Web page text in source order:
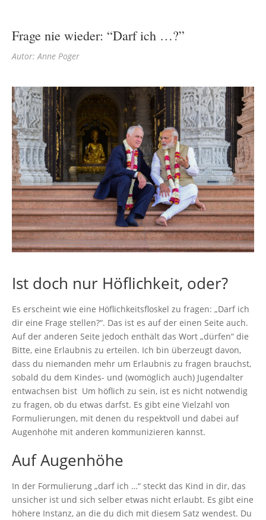
Frage nie wieder: “Darf ich …?”
Autor: Anne Poger
Ist doch nur Höflichkeit, oder?
Es erscheint wie eine Höflichkeitsfloskel zu fragen: „Darf ich
dir eine Frage stellen?“. Das ist es auf der einen Seite auch.
Auf der anderen Seite jedoch enthält das Wort „dürfen“ die
Bitte, eine Erlaubnis zu erteilen. Ich bin überzeugt davon,
dass du niemanden mehr um Erlaubnis zu fragen brauchst,
sobald du dem Kindes- und (womöglich auch) Jugendalter
entwachsen bist Um höflich zu sein, ist es nicht notwendig
zu fragen, ob du etwas darfst. Es gibt eine Vielzahl von
Formulierungen, mit denen du respektvoll und dabei auf
Augenhöhe mit anderen kommunizieren kannst.
Auf Augenhöhe
In der Formulierung „darf ich …“ steckt das Kind in dir, das
unsicher ist und sich selber etwas nicht erlaubt. Es gibt eine
höhere Instanz, an die du dich mit diesem Satz wendest. Du